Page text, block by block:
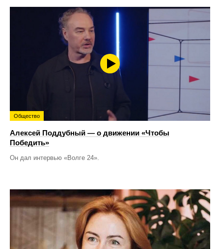
Общество
Алексей Поддубный — о движении «Чтобы
Победить»
Он дал интервью «Волге 24».